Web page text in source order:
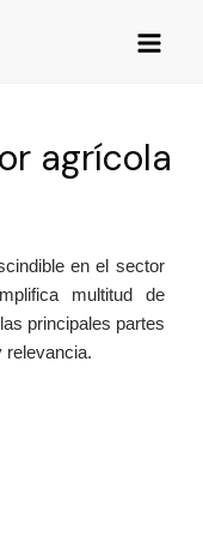
agrícola
en el sector
multitud de
principales partes
relevancia.